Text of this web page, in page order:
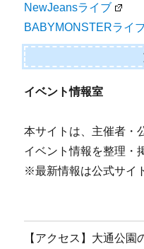
NewJeansライブ
BABYMONSTERライ
イベント情報室
本サイトは、主催者・
イベント情報を整理・
※最新情報は公式サイ
【アクセス】大通公園